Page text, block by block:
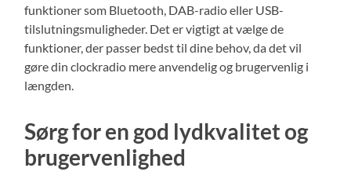
funktioner som Bluetooth, DAB-radio eller USB-
tilslutningsmuligheder. Det er vigtigt at vælge de
funktioner, der passer bedst til dine behov, da det vil
gøre din clockradio mere anvendelig og brugervenlig i
længden.
Sørg for en god lydkvalitet og
brugervenlighed